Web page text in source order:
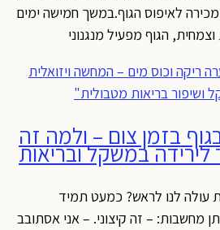
לאיפוס הגוף.במשך חמישה ימים
הגוף מפעיל מנגנוני
בזמן צום – ולמה זה
במשקל ובריאות
לנו לראש? כמעט תמיד
מחשבות: – זה קיצוני. – אני אסתובב